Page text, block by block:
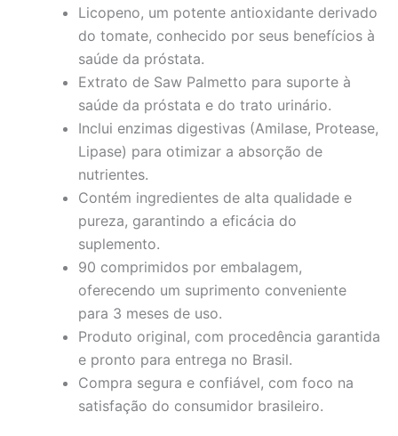
Licopeno, um potente antioxidante derivado
do tomate, conhecido por seus benefícios à
saúde da próstata.
Extrato de Saw Palmetto para suporte à
saúde da próstata e do trato urinário.
Inclui enzimas digestivas (Amilase, Protease,
Lipase) para otimizar a absorção de
nutrientes.
Contém ingredientes de alta qualidade e
pureza, garantindo a eficácia do
suplemento.
90 comprimidos por embalagem,
oferecendo um suprimento conveniente
para 3 meses de uso.
Produto original, com procedência garantida
e pronto para entrega no Brasil.
Compra segura e confiável, com foco na
satisfação do consumidor brasileiro.